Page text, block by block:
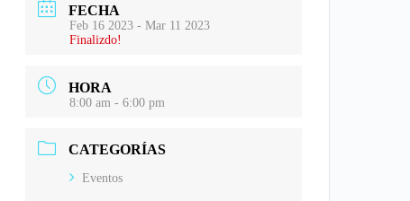
FECHA
Feb 16 2023 - Mar 11 2023
Finalizdo!
HORA
8:00 am - 6:00 pm
CATEGORÍAS
Eventos